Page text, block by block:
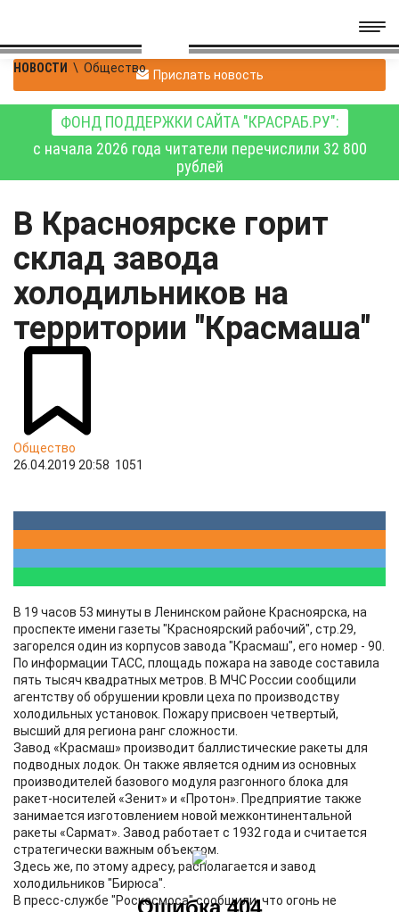
НОВОСТИ \ Общество Прислать новость
ФОНД ПОДДЕРЖКИ САЙТА "КРАСРАБ.РУ":
с начала 2026 года читатели перечислили 32 800
рублей
В Красноярске горит
склад завода
холодильников на
территории "Красмаша"
Общество
26.04.2019 20:58 1051
В 19 часов 53 минуты в Ленинском районе Красноярска, на
проспекте имени газеты "Красноярский рабочий", стр.29,
загорелся один из корпусов завода "Красмаш", его номер - 90.
По информации ТАСС, площадь пожара на заводе составила
пять тысяч квадратных метров. В МЧС России сообщили
агентству об обрушении кровли цеха по производству
холодильных установок. Пожару присвоен четвертый,
высший для региона ранг сложности.
Завод «Красмаш» производит баллистические ракеты для
подводных лодок. Он также является одним из основных
производителей базового модуля разгонного блока для
ракет-носителей «Зенит» и «Протон». Предприятие также
занимается изготовлением новой межконтинентальной
ракеты «Сармат». Завод работает с 1932 года и считается
стратегически важным объектом.
Здесь же, по этому адресу, располагается и завод
холодильников "Бирюса".
В пресс-службе "Роскосмоса" сообщили, что огонь не